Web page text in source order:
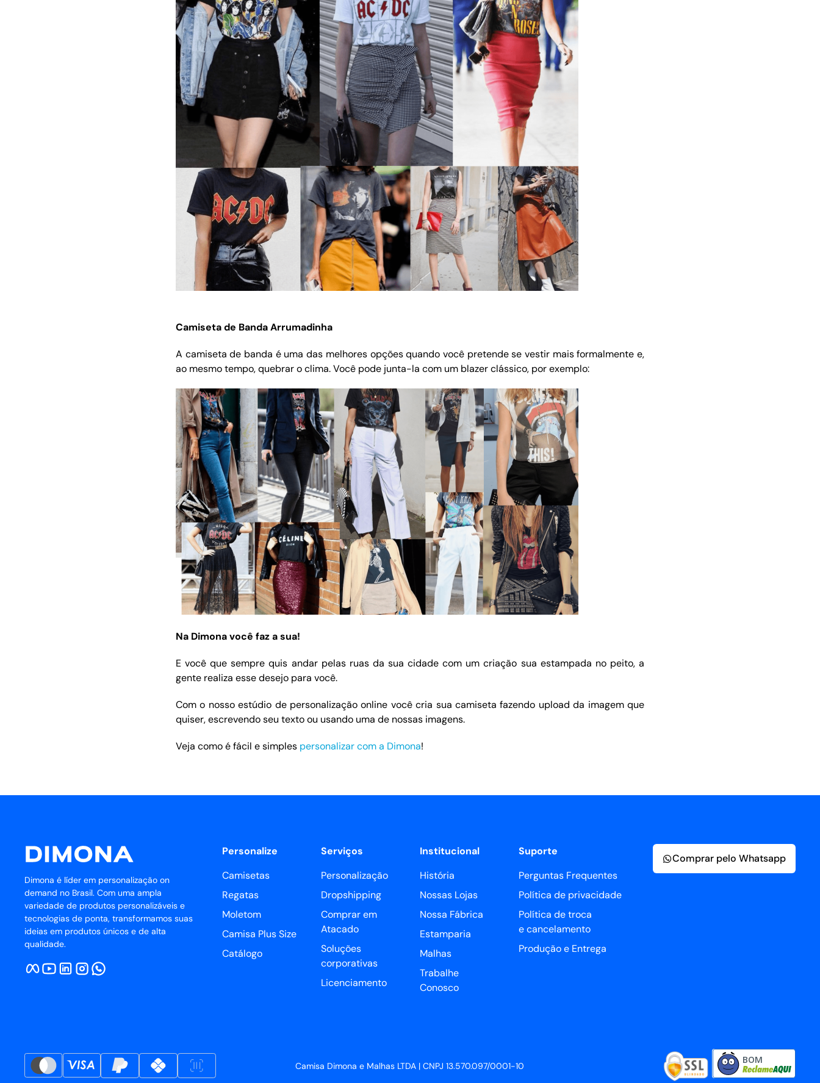
Camiseta de Banda Arrumadinha
A camiseta de banda é uma das melhores opções quando você pretende se vestir mais formalmente e,
ao mesmo tempo, quebrar o clima. Você pode junta-la com um blazer clássico, por exemplo:
Na Dimona você faz a sua!
E você que sempre quis andar pelas ruas da sua cidade com um criação sua estampada no peito, a
gente realiza esse desejo para você.
Com o nosso estúdio de personalização online você cria sua camiseta fazendo upload da imagem que
quiser, escrevendo seu texto ou usando uma de nossas imagens.
Veja como é fácil e simples personalizar com a Dimona!
Dimona é líder em personalização on
demand no Brasil. Com uma ampla
variedade de produtos personalizáveis e
tecnologias de ponta, transformamos suas
ideias em produtos únicos e de alta
qualidade.
Personalize
Camisetas
Regatas
Moletom
Camisa Plus Size
Catálogo
Serviços
Personalização
Dropshipping
Comprar em
Atacado
Soluções
corporativas
Licenciamento
Institucional
História
Nossas Lojas
Nossa Fábrica
Estamparia
Malhas
Trabalhe
Conosco
Suporte
Perguntas Frequentes
Política de privacidade
Política de troca
e cancelamento
Produção e Entrega
Comprar pelo Whatsapp
Camisa Dimona e Malhas LTDA | CNPJ 13.570.097/0001-10
BOM